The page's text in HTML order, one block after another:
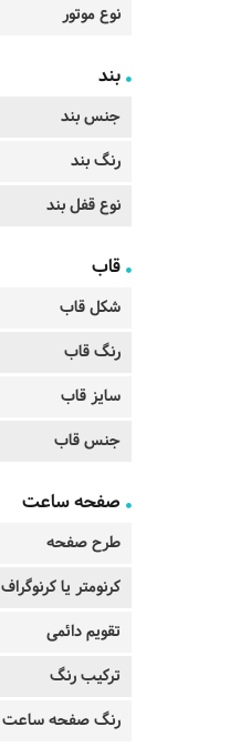
نوع موتور
بند
جنس بند
رنگ بند
نوع قفل بند
قاب
شکل قاب
رنگ قاب
سایز قاب
جنس قاب
صفحه ساعت
طرح صفحه
کرنومتر یا کرنوگراف
تقویم دائمی
ترکیب رنگ
رنگ صفحه ساعت